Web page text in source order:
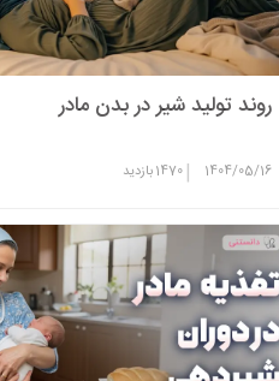
روند تولید شیر در بدن مادر
1404/05/16
|
1470بازدید